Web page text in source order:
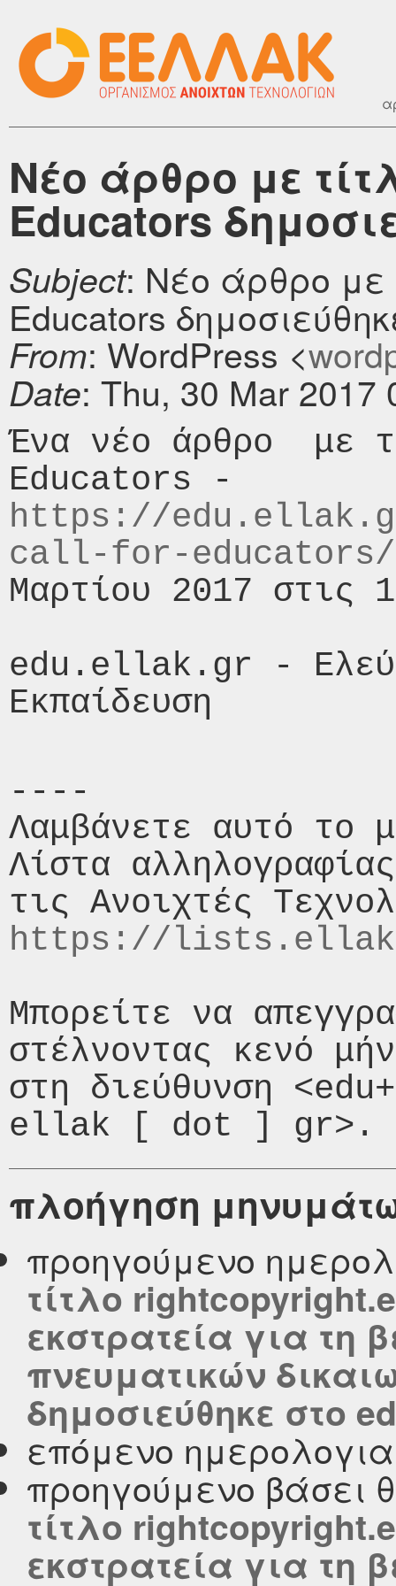
Νέο άρθρο με
Educators
Subject: Νέο άρθρο με
Educators
From: WordPress <
Date: Thu, 30 Mar 2017
Ένα νέο άρθρο  με
https://
call-for-educators/
Μαρτίου 2017
edu.ellak.gr -
----
Λαμβάνετε αυτό το
Λίστα
https://
Μπορείτε να
στέλνοντας κενό
στη διεύθυνση
πλοήγηση
προηγούμενο
τίτλο
εκστρατεία για τη
πνευματικών
δημοσιεύθηκε στο
επόμενο
προηγούμενο βάσει
τίτλο
εκστρατεία για τη